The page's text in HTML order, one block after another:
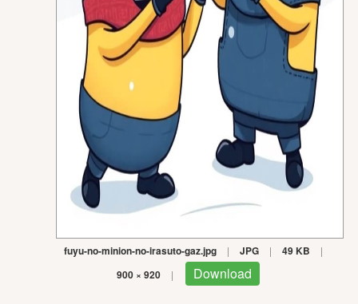
fuyu-no-minion-no-irasuto-gaz.jpg | JPG | 49 KB |
900 × 920 | Download